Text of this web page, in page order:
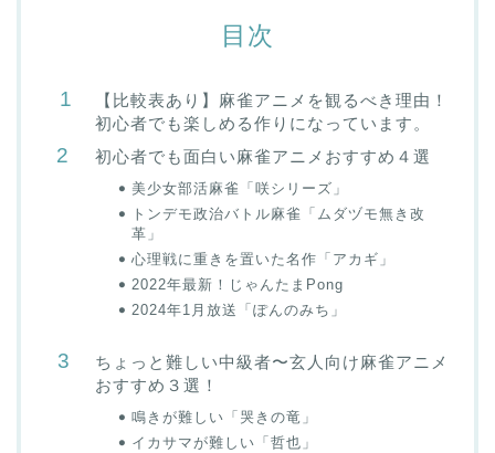
目次
【比較表あり】麻雀アニメを観るべき理由！
初心者でも楽しめる作りになっています。
初心者でも面白い麻雀アニメおすすめ４選
美少女部活麻雀「咲シリーズ」
トンデモ政治バトル麻雀「ムダヅモ無き改
革」
心理戦に重きを置いた名作「アカギ」
2022年最新！じゃんたまPong
2024年1月放送「ぽんのみち」
ちょっと難しい中級者〜玄人向け麻雀アニメ
おすすめ３選！
鳴きが難しい「哭きの竜」
イカサマが難しい「哲也」